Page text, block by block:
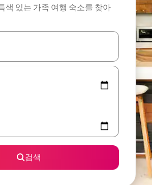
색 있는 가족 여행 숙소를 찾아
아래 화살표 키를 사용하거나 터치 또는 스와이
검색